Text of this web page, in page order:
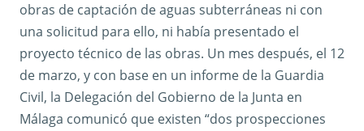
obras de captación de aguas subterráneas ni con
una solicitud para ello, ni había presentado el
proyecto técnico de las obras. Un mes después, el 12
de marzo, y con base en un informe de la Guardia
Civil, la Delegación del Gobierno de la Junta en
Málaga comunicó que existen “dos prospecciones